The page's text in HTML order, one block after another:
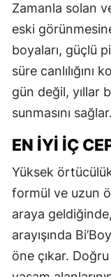
Zamanla solan
eski
boyaları, güçlü
süre canlılığını
gün değil, yıllar
sunmasını sağlar.
EN İYI İÇ
Yüksek
formül ve uzun
araya
arayışında
öne çıkar.